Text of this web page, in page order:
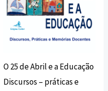
O 25 de Abril e a Educação
Discursos – práticas e